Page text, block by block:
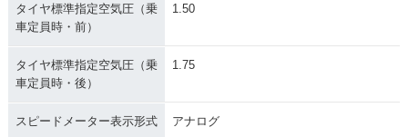
タイヤ標準指定空気圧（乗
車定員時・前）
1.50
タイヤ標準指定空気圧（乗
車定員時・後）
1.75
スピードメーター表示形式 アナログ